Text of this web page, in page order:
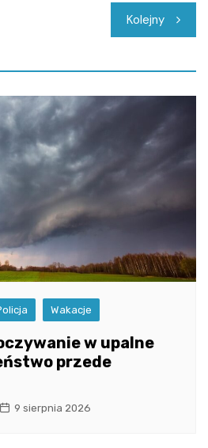
Kolejny
Wakacje
w upalne
przede
9 sierpnia 2026